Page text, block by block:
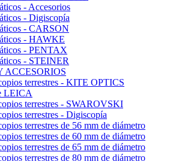
- Accesorios
- Digiscopía
- CARSON
- HAWKE
- PENTAX
- STEINER
ACCESORIOS
terrestres - KITE OPTICS
LEICA
terrestres - SWAROVSKI
terrestres - Digiscopía
terrestres de 56 mm de diámetro
terrestres de 60 mm de diámetro
terrestres de 65 mm de diámetro
terrestres de 80 mm de diámetro